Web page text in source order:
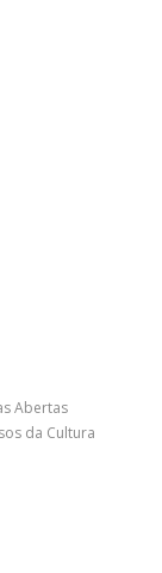
Abertas
da Cultura